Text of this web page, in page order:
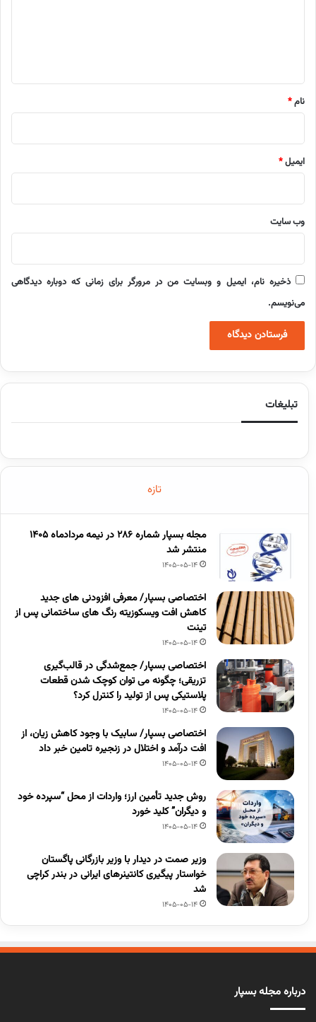
نام*
ایمیل*
وب‌ سایت
ذخیره نام، ایمیل و وبسایت من در مرورگر برای زمانی که دوباره دیدگاهی
می‌نویسم.
تبلیغات
تازه
مجله بسپار شماره 286 در نیمه مردادماه 1405
منتشر شد
1405-05-14
اختصاصی بسپار/ معرفی افزودنی های جدید
کاهش افت ویسکوزیته رنگ های ساختمانی پس از
تینت
1405-05-14
اختصاصی بسپار/ جمع‌شدگی در قالب‌گیری
تزریقی؛ چگونه می توان کوچک شدن قطعات
پلاستیکی پس از تولید را کنترل کرد؟
1405-05-14
اختصاصی بسپار/ سابیک با وجود کاهش زیان، از
افت درآمد و اختلال در زنجیره تامین خبر داد
1405-05-14
روش جدید تأمین ارز؛ واردات از محل “سپرده خود
و دیگران” کلید خورد
1405-05-14
وزیر صمت در دیدار با وزیر بازرگانی پاگستان
خواستار پیگیری کانتینرهای ایرانی در بندر کراچی
شد
1405-05-14
درباره مجله بسپار